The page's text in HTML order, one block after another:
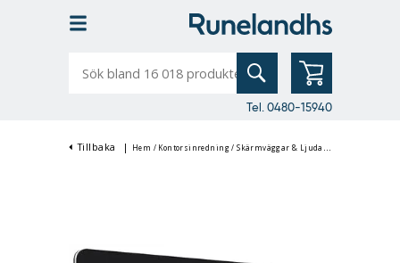
bland
Tel. 0480-15940
Tillbaka | Hem / Kontorsinredning /Skärmväggar & Ljudabsorbenter